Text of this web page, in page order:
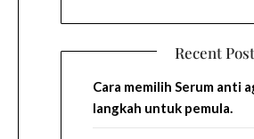
Recent
Cara memilih Serum anti
langkah untuk pemula.